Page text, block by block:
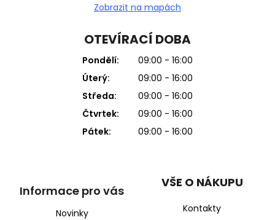
Zobrazit na mapách
OTEVÍRACÍ DOBA
Pondělí:
09:00 - 16:00
Úterý:
09:00 - 16:00
Středa:
09:00 - 16:00
Čtvrtek:
09:00 - 16:00
Pátek:
09:00 - 16:00
Informace pro vás
Novinky
VŠE O NÁKUPU
Kontakty